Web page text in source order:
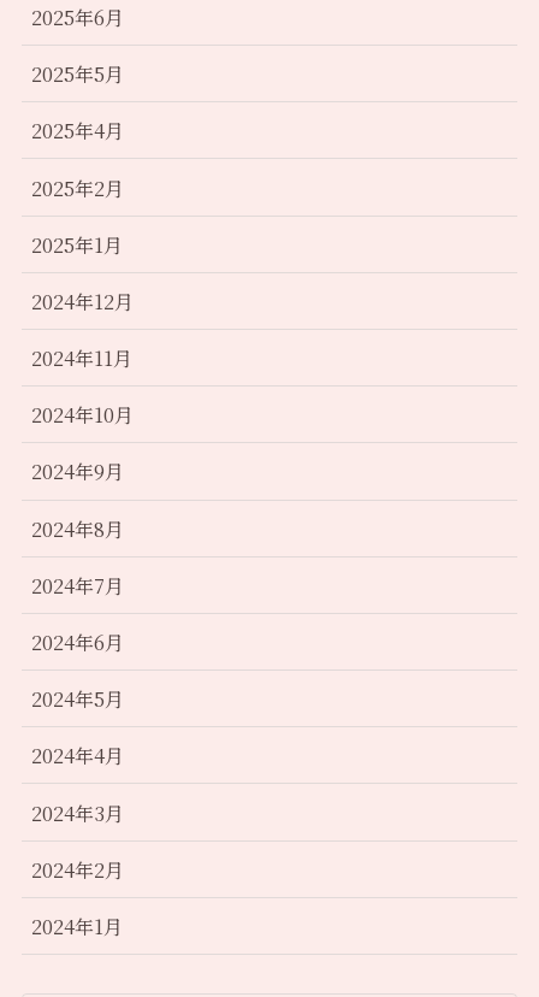
2025年6月
2025年5月
2025年4月
2025年2月
2025年1月
2024年12月
2024年11月
2024年10月
2024年9月
2024年8月
2024年7月
2024年6月
2024年5月
2024年4月
2024年3月
2024年2月
2024年1月